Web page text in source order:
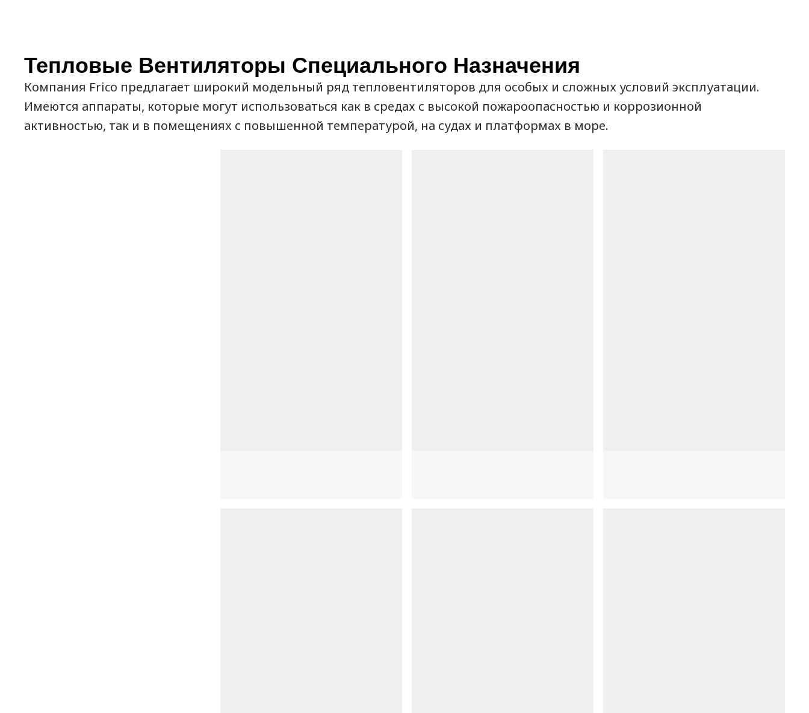
Тепловые Вентиляторы Специального Назначения
Компания Frico предлагает широкий модельный ряд тепловентиляторов для особых и сложных условий эксплуатации.
Имеются аппараты, которые могут использоваться как в средах с высокой пожароопасностью и коррозионной
активностью, так и в помещениях с повышенной температурой, на судах и платформах в море.